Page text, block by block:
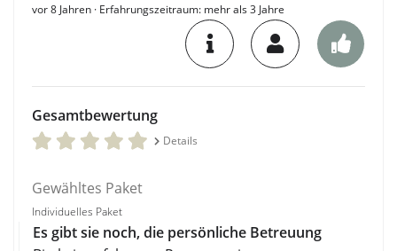
vor 8 Jahren · Erfahrungszeitraum: mehr als 3 Jahre
Gesamtbewertung
Details
Gewähltes Paket
Individuelles Paket
Es gibt sie noch, die persönliche Betreuung